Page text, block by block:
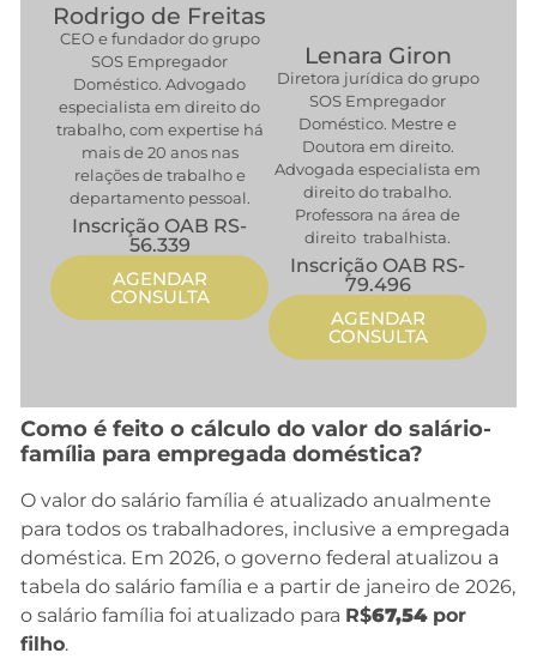
Rodrigo de Freitas
CEO e fundador do grupo
SOS Empregador
Doméstico. Advogado
especialista em direito do
trabalho, com expertise há
mais de 20 anos nas
relações de trabalho e
departamento pessoal.
Inscrição OAB RS-
56.339
AGENDAR
CONSULTA
Lenara Giron
Diretora jurídica do grupo
SOS Empregador
Doméstico. Mestre e
Doutora em direito.
Advogada especialista em
direito do trabalho.
Professora na área de
direito trabalhista.
Inscrição OAB RS-
79.496
AGENDAR
CONSULTA
Como é feito o cálculo do valor do salário-
família para empregada doméstica?
O valor do salário família é atualizado anualmente
para todos os trabalhadores, inclusive a empregada
doméstica. Em 2026, o governo federal atualizou a
tabela do salário família e a partir de janeiro de 2026,
o salário família foi atualizado para R$67,54por
filho.